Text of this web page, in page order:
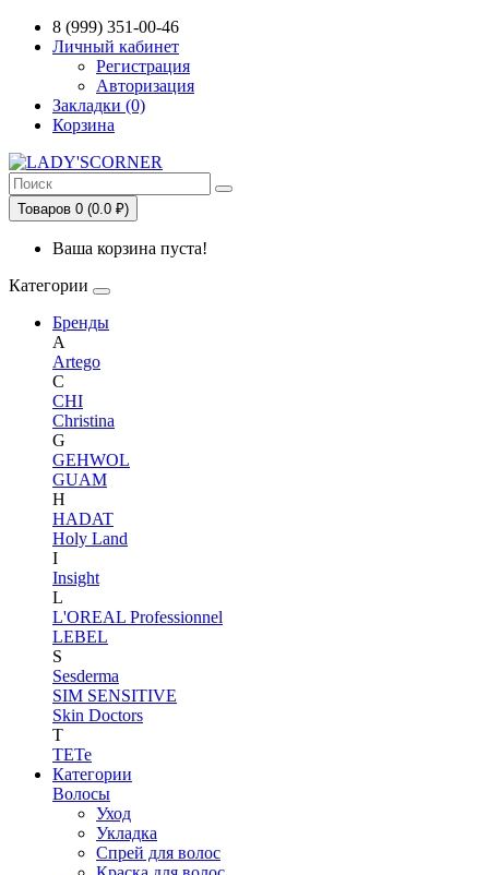
Сервис сравнения цен в Беларуси
8 (999) 351-00-46
Личный кабинет
Регистрация
Авторизация
Закладки (0)
Корзина
Товаров 0 (0.0 ₽)
Ваша корзина пуста!
Категории
Бренды
A
Artego
C
CHI
Christina
G
GEHWOL
GUAM
H
HADAT
Holy Land
I
Insight
L
L'OREAL Professionnel
LEBEL
S
Sesderma
SIM SENSITIVE
Skin Doctors
T
TETe
Категории
Волосы
Уход
Укладка
Спрей для волос